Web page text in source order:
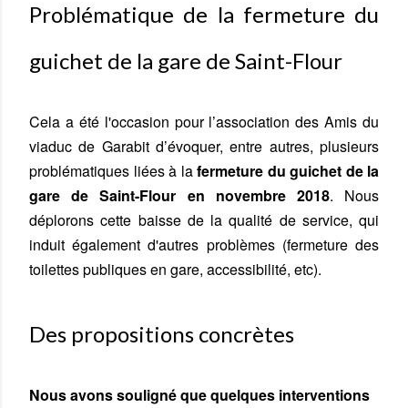
Nos partenaires
Train & écologie
Problématique de la fermeture du
guichet de la gare de Saint-Flour
Cela a été l'occasion pour l’association des Amis du
viaduc de Garabit d’évoquer, entre autres, plusieurs
problématiques liées à lafermeture du guichet de la
gare de Saint-Flour en novembre 2018. Nous
déplorons cette baisse de la qualité de service, qui
induit également d'autres problèmes (fermeture des
toilettes publiques en gare, accessibilité, etc).
Des propositions concrètes
Nous avons souligné que quelques interventions